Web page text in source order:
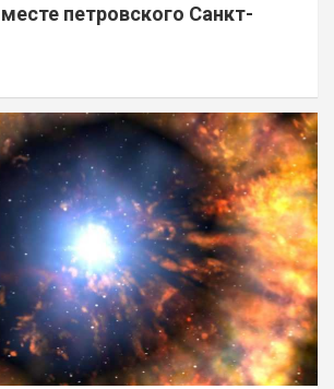
петровского Санкт-